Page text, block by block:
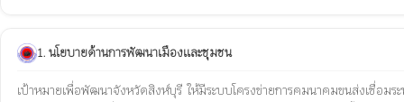
1. นโยบายด้านการพัฒนาเมืองและชุมชน
เป้าหมายเพื่อพัฒนาจังหวัดสิงห์บุรี  ให้มีระบบโครงข่ายการคมนาคมขนส่งเชื่อมร